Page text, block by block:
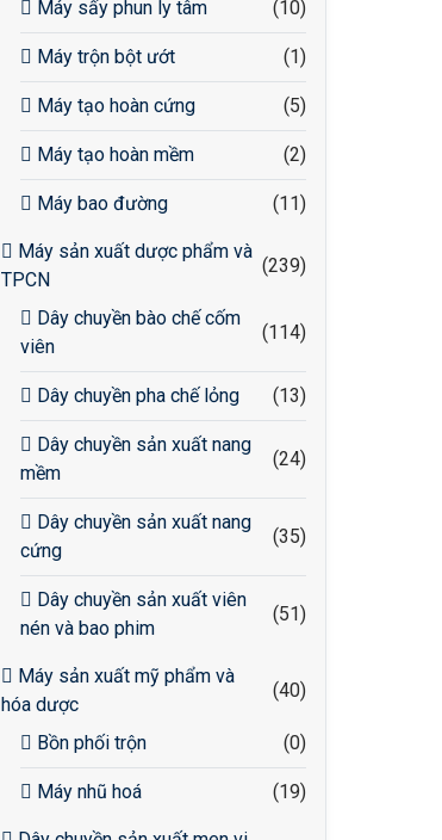
Máy sấy phun ly tâm (10)
Máy trộn bột ướt (1)
Máy tạo hoàn cứng (5)
Máy tạo hoàn mềm (2)
Máy bao đường (11)
Máy sản xuất dược phẩm và
TPCN
(239)
Dây chuyền bào chế cốm
viên
(114)
Dây chuyền pha chế lỏng (13)
Dây chuyền sản xuất nang
mềm
(24)
Dây chuyền sản xuất nang
cứng
(35)
Dây chuyền sản xuất viên
nén và bao phim
(51)
Máy sản xuất mỹ phẩm và
hóa dược
(40)
Bồn phối trộn (0)
Máy nhũ hoá (19)